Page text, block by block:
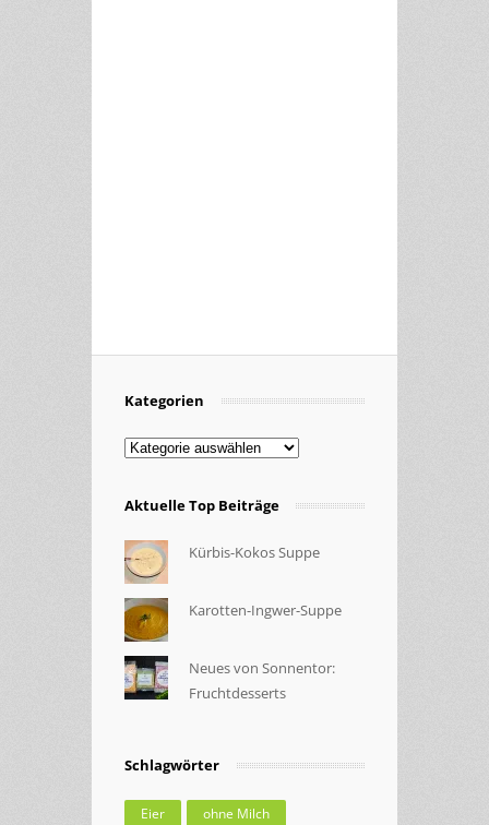
Kategorien
Kategorien
Aktuelle Top Beiträge
Kürbis-Kokos Suppe
Karotten-Ingwer-Suppe
Neues von Sonnentor:
Fruchtdesserts
Schlagwörter
Eier
ohne Milch